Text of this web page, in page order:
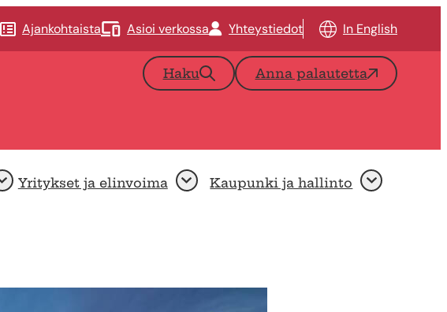
Ajankohtaista
Asioi verkossa Yhteystiedot In English
Haku Anna palautetta
AvaaYritykset ja elinvoima AvaaKaupunki ja hallinto Avaa